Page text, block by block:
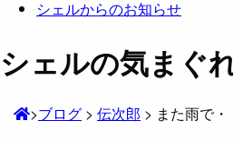
シェルからのお知らせ
シェルの気まぐ
>ブログ > 伝次郎 > また雨で・